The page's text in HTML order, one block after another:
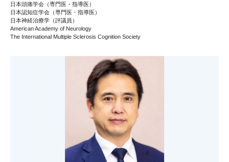
日本頭痛学会（専門医・指導医）
日本認知症学会（専門医・指導医）
日本神経治療学（評議員）
American Academy of Neurology
The International Multiple Sclerosis Cognition Society